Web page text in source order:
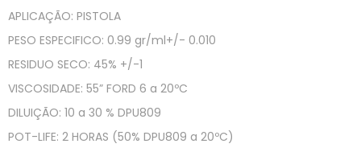
APLICAÇÃO: PISTOLA
PESO ESPECIFICO: 0.99 gr/ml+/- 0.010
RESIDUO SECO: 45% +/-1
VISCOSIDADE: 55” FORD 6 a 20ºC
DILUIÇÃO: 10 a 30 % DPU809
POT-LIFE: 2 HORAS (50% DPU809 a 20ºC)